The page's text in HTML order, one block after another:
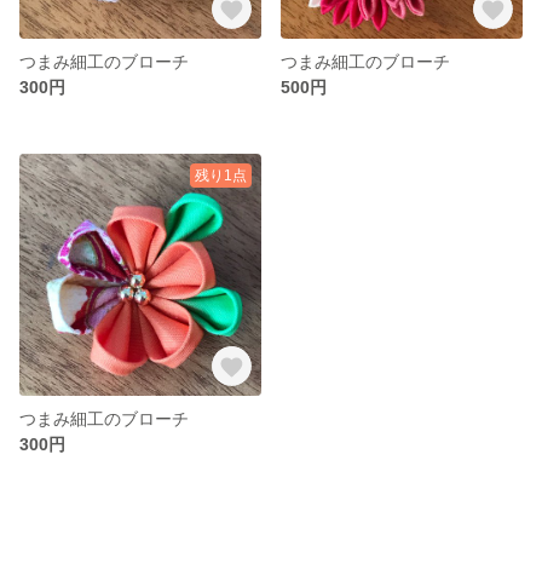
つまみ細工のブローチ
300円
つまみ細工のブローチ
500円
残り1点
つまみ細工のブローチ
300円